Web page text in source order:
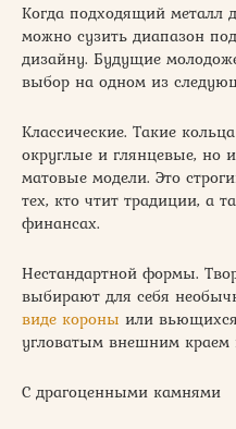
Когда подходящий металл
можно сузить диапазон
дизайну. Будущие
выбор на одном из
Классические. Такие
округлые и глянцевые, но
матовые модели. Это
тех, кто чтит традиции, а
финансах.
Нестандартной формы.
выбирают для себя
виде короны или
угловатым внешним краем
С драгоценными камнями